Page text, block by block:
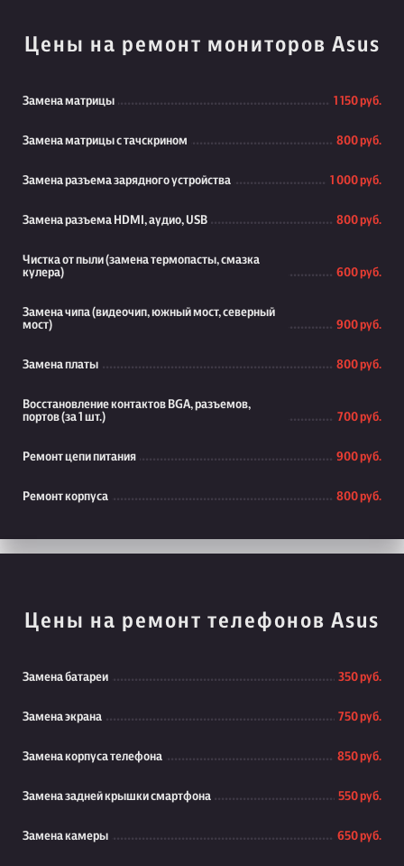
Цены на ремонт мониторов Asus
Замена матрицы 1 150 руб.
Замена матрицы с тачскрином 800 руб.
Замена разъема зарядного устройства 1 000 руб.
Замена разъема HDMI, аудио, USB 800 руб.
Чистка от пыли (замена термопасты, смазка
кулера)
600 руб.
Замена чипа (видеочип, южный мост, северный
мост)
900 руб.
Замена платы 800 руб.
Восстановление контактов BGA, разъемов,
портов (за 1 шт.)
700 руб.
Ремонт цепи питания 900 руб.
Ремонт корпуса 800 руб.
Цены на ремонт телефонов Asus
Замена батареи 350 руб.
Замена экрана 750 руб.
Замена корпуса телефона 850 руб.
Замена задней крышки смартфона 550 руб.
Замена камеры 650 руб.